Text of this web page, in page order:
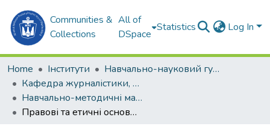
Communities &
Collections
All of
DSpace
Statistics Log In
Home Інститути
Навчально-науковий гуманітарний інститут (ННГІ)
Кафедра журналістики, реклами та PR-технологій
Навчально-методичні матеріали (ЖР та PR-технологій)
Правові та етичні основи професійної діяльності